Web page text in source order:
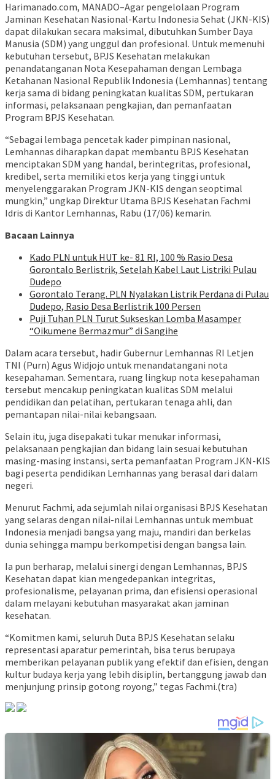
Harimanado.com, MANADO–Agar pengelolaan Program
Jaminan Kesehatan Nasional-Kartu Indonesia Sehat (JKN-KIS)
dapat dilakukan secara maksimal, dibutuhkan Sumber Daya
Manusia (SDM) yang unggul dan profesional. Untuk memenuhi
kebutuhan tersebut, BPJS Kesehatan melakukan
penandatanganan Nota Kesepahaman dengan Lembaga
Ketahanan Nasional Republik Indonesia (Lemhannas) tentang
kerja sama di bidang peningkatan kualitas SDM, pertukaran
informasi, pelaksanaan pengkajian, dan pemanfaatan
Program BPJS Kesehatan.
“Sebagai lembaga pencetak kader pimpinan nasional,
Lemhannas diharapkan dapat membantu BPJS Kesehatan
menciptakan SDM yang handal, berintegritas, profesional,
kredibel, serta memiliki etos kerja yang tinggi untuk
menyelenggarakan Program JKN-KIS dengan seoptimal
mungkin,” ungkap Direktur Utama BPJS Kesehatan Fachmi
Idris di Kantor Lemhannas, Rabu (17/06) kemarin.
Bacaan Lainnya
Kado PLN untuk HUT ke- 81 RI, 100 % Rasio Desa
Gorontalo Berlistrik, Setelah Kabel Laut Listriki Pulau
Dudepo
Gorontalo Terang. PLN Nyalakan Listrik Perdana di Pulau
Dudepo, Rasio Desa Berlistrik 100 Persen
Puji Tuhan PLN Turut Sukseskan Lomba Masamper
“Oikumene Bermazmur” di Sangihe
Dalam acara tersebut, hadir Gubernur Lemhannas RI Letjen
TNI (Purn) Agus Widjojo untuk menandatangani nota
kesepahaman. Sementara, ruang lingkup nota kesepahaman
tersebut mencakup peningkatan kualitas SDM melalui
pendidikan dan pelatihan, pertukaran tenaga ahli, dan
pemantapan nilai-nilai kebangsaan.
Selain itu, juga disepakati tukar menukar informasi,
pelaksanaan pengkajian dan bidang lain sesuai kebutuhan
masing-masing instansi, serta pemanfaatan Program JKN-KIS
bagi peserta pendidikan Lemhannas yang berasal dari dalam
negeri.
Menurut Fachmi, ada sejumlah nilai organisasi BPJS Kesehatan
yang selaras dengan nilai-nilai Lemhannas untuk membuat
Indonesia menjadi bangsa yang maju, mandiri dan berkelas
dunia sehingga mampu berkompetisi dengan bangsa lain.
Ia pun berharap, melalui sinergi dengan Lemhannas, BPJS
Kesehatan dapat kian mengedepankan integritas,
profesionalisme, pelayanan prima, dan efisiensi operasional
dalam melayani kebutuhan masyarakat akan jaminan
kesehatan.
“Komitmen kami, seluruh Duta BPJS Kesehatan selaku
representasi aparatur pemerintah, bisa terus berupaya
memberikan pelayanan publik yang efektif dan efisien, dengan
kultur budaya kerja yang lebih disiplin, bertanggung jawab dan
menjunjung prinsip gotong royong,” tegas Fachmi.(tra)